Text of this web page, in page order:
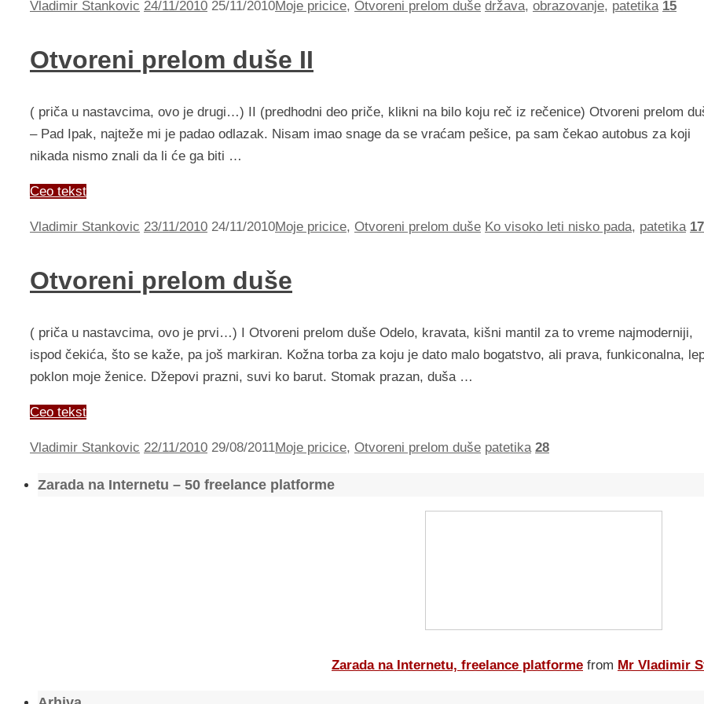
Vladimir Stankovic 24/11/2010 25/11/2010Moje pricice, Otvoreni prelom duše država, obrazovanje, patetika 15
Otvoreni prelom duše II
( priča u nastavcima, ovo je drugi…) II (predhodni deo priče, klikni na bilo koju reč iz rečenice) Otvoreni prelom
– Pad Ipak, najteže mi je padao odlazak. Nisam imao snage da se vraćam pešice, pa sam čekao autobus za koji
nikada nismo znali da li će ga biti …
Ceo tekst
Vladimir Stankovic 23/11/2010 24/11/2010Moje pricice, Otvoreni prelom duše Ko visoko leti nisko pada, patetika 17
Otvoreni prelom duše
( priča u nastavcima, ovo je prvi…) I Otvoreni prelom duše Odelo, kravata, kišni mantil za to vreme najmoderniji,
ispod čekića, što se kaže, pa još markiran. Kožna torba za koju je dato malo bogatstvo, ali prava, funkiconalna,
poklon moje ženice. Džepovi prazni, suvi ko barut. Stomak prazan, duša …
Ceo tekst
Vladimir Stankovic 22/11/2010 29/08/2011Moje pricice, Otvoreni prelom duše patetika 28
Zarada na Internetu – 50 freelance platforme
Zarada na Internetu, freelance platforme from Mr Vladimir